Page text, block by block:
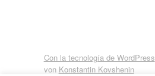
Con la tecnología de WordPress
von Konstantin Kovshenin